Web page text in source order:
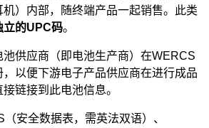
）内部，随终端产品一起销售。此类
立的UPC码。
池供应商（即电池生产商）在WERCS
，以便下游电子产品供应商在进行成品
链接到此电池信息。
（安全数据表，需英法双语）、